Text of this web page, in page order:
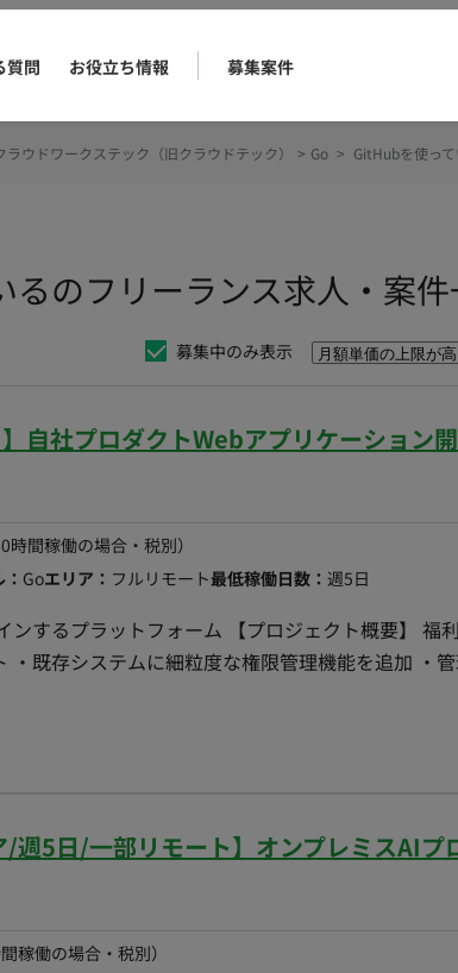
質問 お役立ち情報 募集案件
るのフリーランス求人・案
募集中のみ表示
自社プロダクトWebアプリケーション
時間稼働の場合・税別）
Goエリア： フルリモート最低稼働日数： 週5日
ンするプラットフォーム 【プロジェクト概要】 福
・既存システムに細粒度な権限管理機能を追加 ・
社尚可、地方可） 【技術スタック】 ● フロント
Native) 、Expo ● サーバーサイド：Go ● インフラ
コミュニケーション：zoom, Slack, miro, Notion,
（正社員チームのコアタイムに合わせたいため）
/週5日/一部リモート】オンプレミスAIプ
稼働の場合・税別）
ウドワークステック（旧クラウドテック） > Go > GitHubを使って